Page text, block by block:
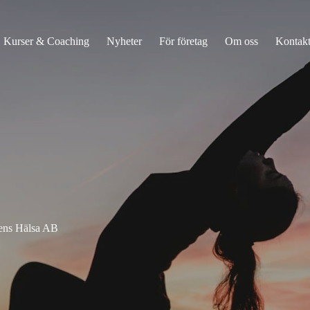
Kurser & Coaching Nyheter För företag Om oss Kontakt
Hälsa AB